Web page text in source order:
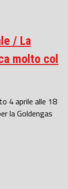
/ La
molto col
4 aprile alle 18
la Goldengas